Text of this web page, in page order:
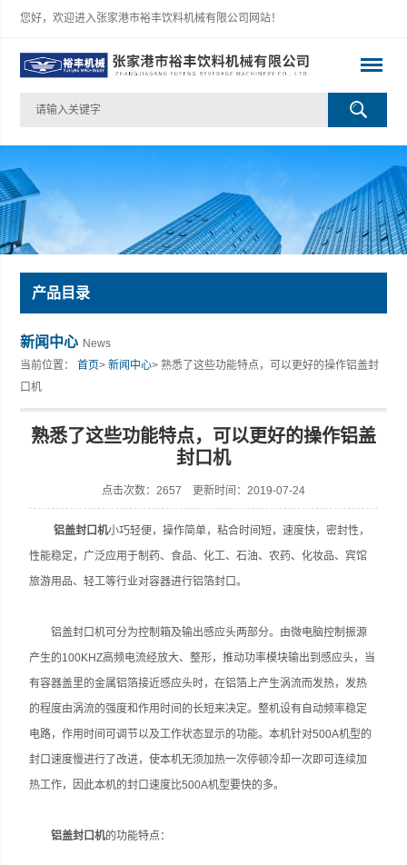
您好，欢迎进入张家港市裕丰饮料机械有限公司网站！
张家港市裕丰饮料机械有限公司
产品目录
新闻中心 News
当前位置：首页>新闻中心> 熟悉了这些功能特点，可以更好的操作铝盖封
口机
熟悉了这些功能特点，可以更好的操作铝盖
封口机
点击次数：2657 更新时间：2019-07-24
铝盖封口机小巧轻便，操作简单，粘合时间短，速度快，密封性，
性能稳定，广泛应用于制药、食品、化工、石油、农药、化妆品、宾馆
旅游用品、轻工等行业对容器进行铝箔封口。
铝盖封口机可分为控制箱及输出感应头两部分。由微电脑控制振源
产生的100KHZ高频电流经放大、整形，推动功率模块输出到感应头，当
有容器盖里的金属铝箔接近感应头时，在铝箔上产生涡流而发热，发热
的程度由涡流的强度和作用时间的长短来决定。整机设有自动频率稳定
电路，作用时间可调节以及工作状态显示的功能。本机针对500A机型的
封口速度慢进行了改进，使本机无须加热一次停顿冷却一次即可连续加
热工作，因此本机的封口速度比500A机型要快的多。
铝盖封口机的功能特点：